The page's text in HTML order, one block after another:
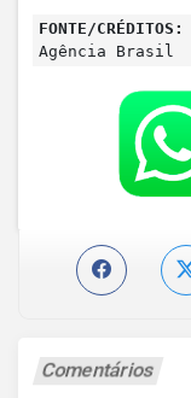
FONTE/CRÉDITOS:
Agência Brasil
Comentários